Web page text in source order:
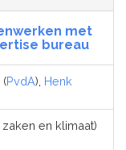
met
bureau
(PvdA), Henk
en klimaat)